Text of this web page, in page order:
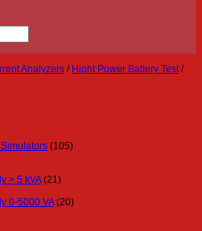
Analyzers / Hight Power Battery Test /
(105)
> 5 kVA (21)
0-5000 VA (20)